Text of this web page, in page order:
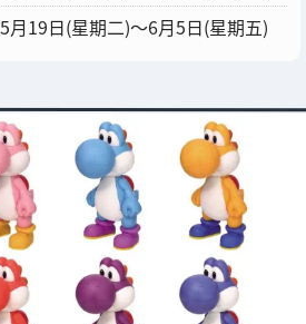
月19日(星期二)〜6月5日(星期五)